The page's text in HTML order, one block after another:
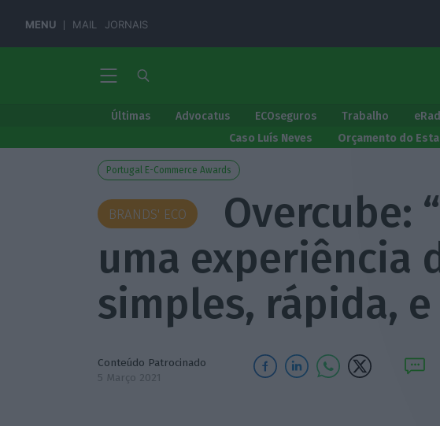
MENU MAIL JORNAIS
Últimas Advocatus ECOseguros Trabalho
Caso Luís Neves
Orçamento do
Portugal E-Commerce Awards
BRANDS' ECO
Overcube:
uma experiência
simples, rápida, e
Conteúdo Patrocinado
5 Março 2021